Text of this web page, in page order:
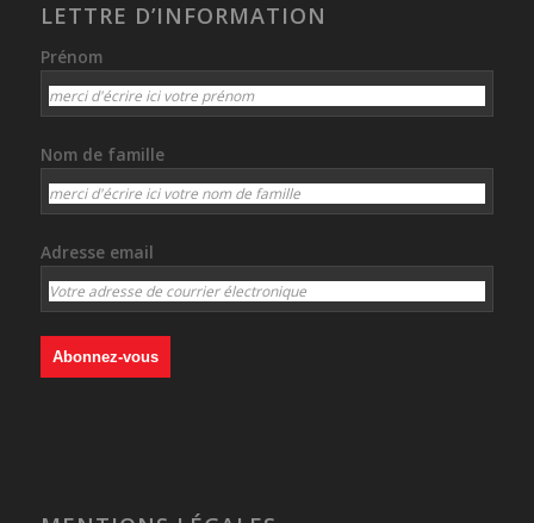
LETTRE D’INFORMATION
Prénom
Nom de famille
Adresse email